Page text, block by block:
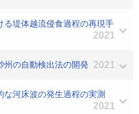
る堤体越流侵食過程の再現手
2021
州の自動検出法の開発 2021
河床波の発生過程の実測
2021